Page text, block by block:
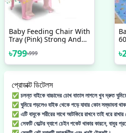
Baby Feeding Chair With
Tray (Pink) Strong And
Kids, Plastic School
Study Chair, Feeding
Chair For Kids
৳799৳999 ৳
প্রোডাক্ট ডিটেলস
✅ চলন্ত বাইকে বাচ্চাদের চোখ বাতাস লাগলে খুব দ্রুত
✅ ঘুমিয়ে পড়লেও বাইক থেকে পড়ে যাবার কোন সম্ভাবনা
✅ এটি বাবুকে শরীরের সাথে আটকিয়ে রাখবে তাই ধরে
✅ সেফটি বেল্টের ব্যাগে চেইন পকেট থাকার কারনে, বাবুর